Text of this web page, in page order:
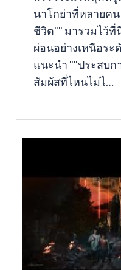
นาโกย่าที่หลายค
ชีวิต"" มารวมไว้ที่
ผ่อนอย่างเหนือระ
แนะนำ ""ประสบ
สัมผัสที่ไหนไม่ไ…